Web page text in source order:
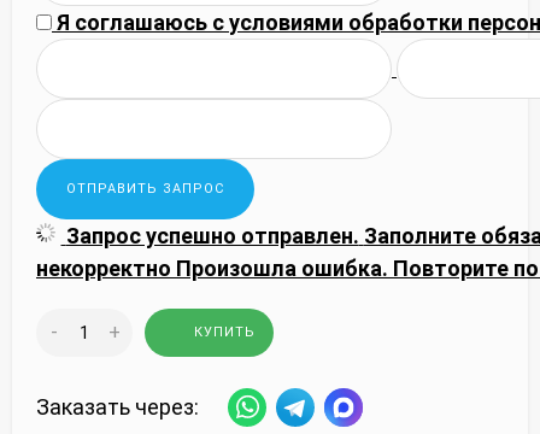
Я соглашаюсь сусловиями обработки
Запрос успешно отправлен. Заполните
некорректно Произошла ошибка. Повторите
- + КУПИТЬ
Заказать через: